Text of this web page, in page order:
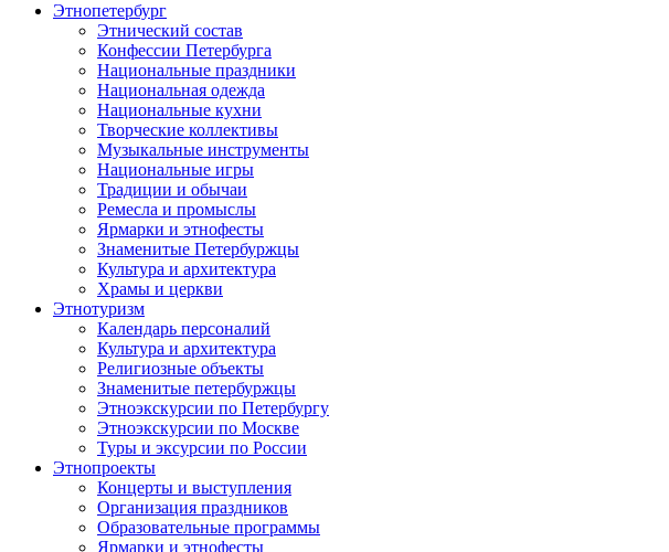
Этнопетербург
Этнический состав
Конфессии Петербурга
Национальные праздники
Национальная одежда
Национальные кухни
Творческие коллективы
Музыкальные инструменты
Национальные игры
Традиции и обычаи
Ремесла и промыслы
Ярмарки и этнофесты
Знаменитые Петербуржцы
Культура и архитектура
Храмы и церкви
Этнотуризм
Календарь персоналий
Культура и архитектура
Религиозные объекты
Знаменитые петербуржцы
Этноэкскурсии по Петербургу
Этноэкскурсии по Москве
Туры и эксурсии по России
Этнопроекты
Концерты и выступления
Организация праздников
Образовательные программы
Ярмарки и этнофесты